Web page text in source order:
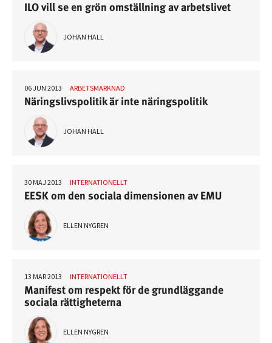
ILO vill se en grön omställning av arbetslivet
JOHAN HALL
06 JUN 2013 ARBETSMARKNAD
Näringslivspolitik är inte näringspolitik
JOHAN HALL
30 MAJ 2013 INTERNATIONELLT
EESK om den sociala dimensionen av EMU
ELLEN NYGREN
13 MAR 2013 INTERNATIONELLT
Manifest om respekt för de grundläggande
sociala rättigheterna
ELLEN NYGREN